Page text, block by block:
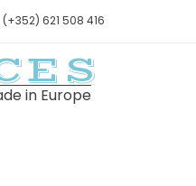
(+352) 621 508 416
in Europe